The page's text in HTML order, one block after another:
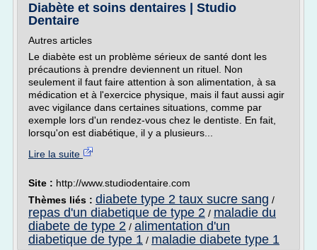
Diabète et soins dentaires | Studio
Dentaire
Autres articles
Le diabète est un problème sérieux de santé dont les
précautions à prendre deviennent un rituel. Non
seulement il faut faire attention à son alimentation, à sa
médication et à l'exercice physique, mais il faut aussi agir
avec vigilance dans certaines situations, comme par
exemple lors d'un rendez-vous chez le dentiste. En fait,
lorsqu'on est diabétique, il y a plusieurs...
Lire la suite
Site : http://www.studiodentaire.com
Thèmes liés : diabete type 2 taux sucre sang /
repas d'un diabetique de type 2 / maladie du
diabete de type 2 / alimentation d'un
diabetique de type 1 / maladie diabete type 1